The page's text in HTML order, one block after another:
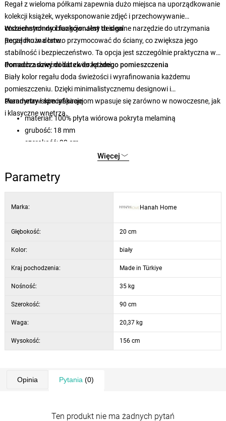
Regał z wieloma półkami zapewnia dużo miejsca na uporządkowanie
kolekcji książek, wyeksponowanie zdjęć i przechowywanie
codziennych drobiazgów. Jest to idealne narzędzie do utrzymania
porządku w domu.
Wszechstronny i funkcjonalny design
Regał można łatwo przymocować do ściany, co zwiększa jego
stabilność i bezpieczeństwo. Ta opcja jest szczególnie praktyczna w
domach z dziećmi lub zwierzętami.
Ponadczasowy dodatek do każdego pomieszczenia
Biały kolor regału doda świeżości i wyrafinowania każdemu
pomieszczeniu. Dzięki minimalistycznemu designowi i
skandynawskim inspiracjom wpasuje się zarówno w nowoczesne, jak
i klasyczne wnętrza.
Parametry i specyfikacje
materiał: 100% płyta wiórowa pokryta melaminą
grubość: 18 mm
szerokość: 90 cm
wysokość półki: 28 cm
kolor: biały
Więcej
Parametry
Marka: Hanah Home
Głębokość: 20 cm
Kolor: biały
Kraj pochodzenia: Made in Türkiye
Nośność: 35 kg
Szerokość: 90 cm
Waga: 20,37 kg
Wysokość: 156 cm
Opinia Pytania (0)
Ten produkt nie ma żadnych pytań